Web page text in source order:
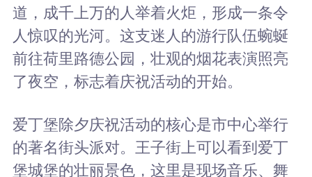
道，成千上万的人举着火炬，形成一条令
人惊叹的光河。这支迷人的游行队伍蜿蜒
前往荷里路德公园，壮观的烟花表演照亮
了夜空，标志着庆祝活动的开始。
爱丁堡除夕庆祝活动的核心是市中心举行
的著名街头派对。王子街上可以看到爱丁
堡城堡的壮丽景色，这里是现场音乐、舞